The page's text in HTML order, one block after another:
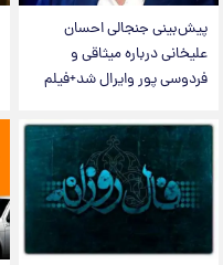
پیش‌بینی جنجالی احسان
علیخانی درباره میثاقی و
فردوسی پور وایرال شد+فیلم